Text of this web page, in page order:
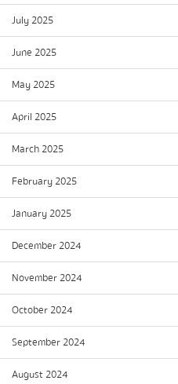
July 2025
June 2025
May 2025
April 2025
March 2025
February 2025
January 2025
December 2024
November 2024
October 2024
September 2024
August 2024